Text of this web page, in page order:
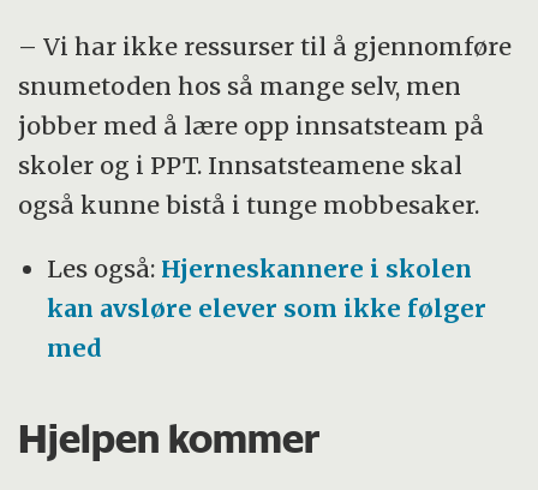
– Vi har ikke ressurser til å gjennomføre
snumetoden hos så mange selv, men
jobber med å lære opp innsatsteam på
skoler og i PPT. Innsatsteamene skal
også kunne bistå i tunge mobbesaker.
Les også: Hjerneskannere i skolen
kan avsløre elever som ikke følger
med
Hjelpen kommer